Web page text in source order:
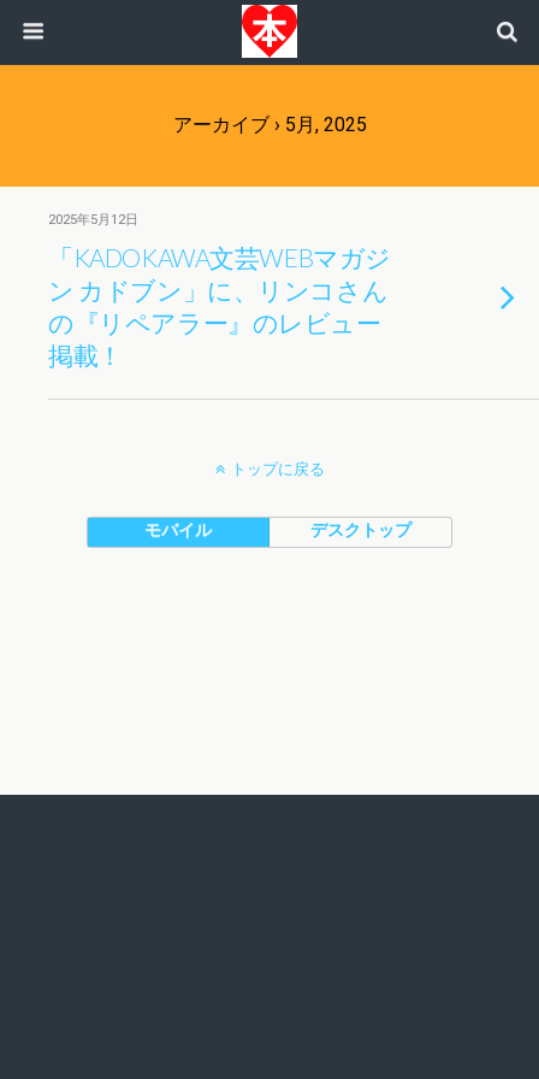
アーカイブ › 5月, 2025
2025年5月12日
「KADOKAWA文芸WEBマガジ
ン カドブン」に、リンコさん
の『リペアラー』のレビュー
掲載！
トップに戻る
モバイル デスクトップ